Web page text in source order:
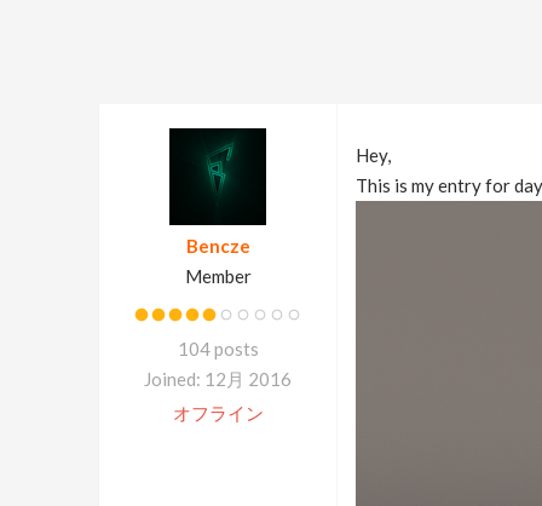
Bencze
Member
104 posts
Joined: 12月 2016
オフライン
Hey,
This is my entry for